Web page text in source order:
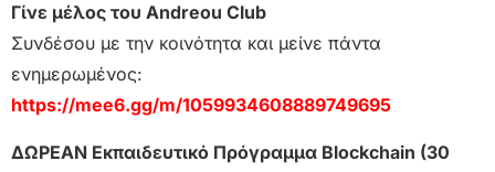
Γίνε μέλος του Andreou Club
Συνδέσου με την κοινότητα και μείνε πάντα
ενημερωμένος:
https://mee6.gg/m/1059934608889749695
ΔΩΡΕΑΝ Εκπαιδευτικό Πρόγραμμα Blockchain (30